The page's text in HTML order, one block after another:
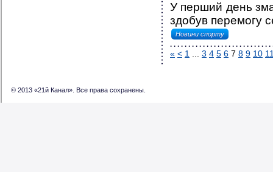
У перший день
здобув перемогу
Новини спорту
« < 1 3 4 5 6 7 8 9 10
© 2013 «21й Канал». Все права сохранены.